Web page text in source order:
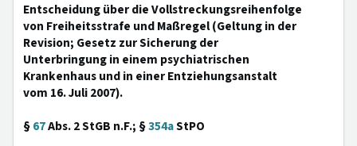
Entscheidung über die Vollstreckungsreihenfolge
von Freiheitsstrafe und Maßregel (Geltung in der
Revision; Gesetz zur Sicherung der
Unterbringung in einem psychiatrischen
Krankenhaus und in einer Entziehungsanstalt
vom 16. Juli 2007).
§67Abs. 2 StGB n.F.; §354aStPO